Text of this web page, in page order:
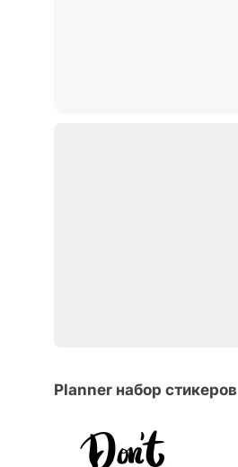
Planner набор стикеров